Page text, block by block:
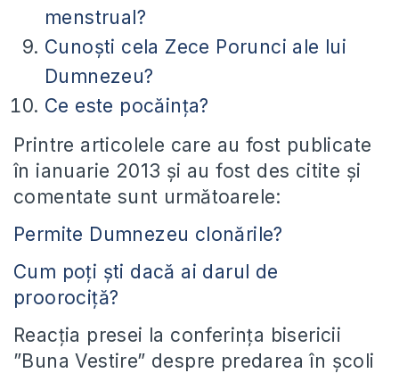
menstrual?
Cunoști cela Zece Porunci ale lui
Dumnezeu?
Ce este pocăința?
Printre articolele care au fost publicate
în ianuarie 2013 și au fost des citite și
comentate sunt următoarele:
Permite Dumnezeu clonările?
Cum poți ști dacă ai darul de
proorociță?
Reacția presei la conferința bisericii
”Buna Vestire” despre predarea în școli